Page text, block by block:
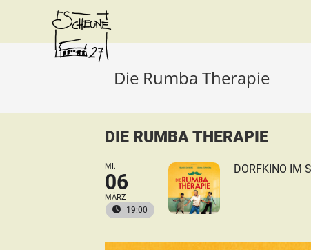
Die Rumba Therapie
DIE RUMBA THERAPIE
MI.
06
MÄRZ
19:00
DORFKINO IM